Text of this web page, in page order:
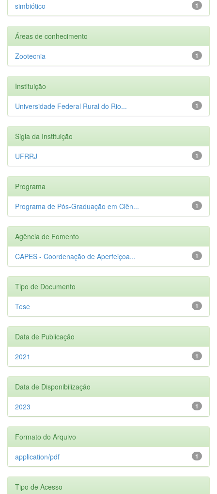
1
simbiótico
Áreas de conhecimento
1
Zootecnia
Instituição
1
Universidade Federal Rural do Rio...
Sigla da Instituição
1
UFRRJ
Programa
1
Programa de Pós-Graduação em Ciên...
Agência de Fomento
1
CAPES - Coordenação de Aperfeiçoa...
Tipo de Documento
1
Tese
Data de Publicação
1
2021
Data de Disponibilização
1
2023
Formato do Arquivo
1
application/pdf
Tipo de Acesso